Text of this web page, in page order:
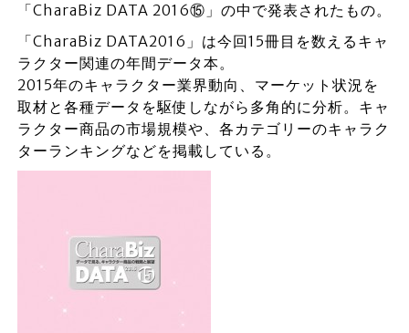
「CharaBiz DATA 2016⑮」の中で発表されたもの。
「CharaBiz DATA2016」は今回15冊目を数えるキャ
ラクター関連の年間データ本。
2015年のキャラクター業界動向、マーケット状況を
取材と各種データを駆使しながら多角的に分析。キャ
ラクター商品の市場規模や、各カテゴリーのキャラク
ターランキングなどを掲載している。